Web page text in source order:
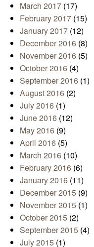
March 2017 (17)
February 2017 (15)
January 2017 (12)
December 2016 (8)
November 2016 (5)
October 2016 (4)
September 2016 (1)
August 2016 (2)
July 2016 (1)
June 2016 (12)
May 2016 (9)
April 2016 (5)
March 2016 (10)
February 2016 (6)
January 2016 (11)
December 2015 (9)
November 2015 (1)
October 2015 (2)
September 2015 (4)
July 2015 (1)